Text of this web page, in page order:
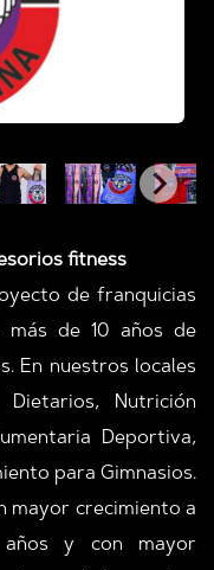
fitness
de franquicias
más de 10 años de
En nuestros locales
Dietarios, Nutrición
Deportiva,
para Gimnasios.
mayor crecimiento a
y con mayor